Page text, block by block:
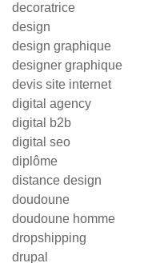
decoratrice
design
design graphique
designer graphique
devis site internet
digital agency
digital b2b
digital seo
diplôme
distance design
doudoune
doudoune homme
dropshipping
drupal